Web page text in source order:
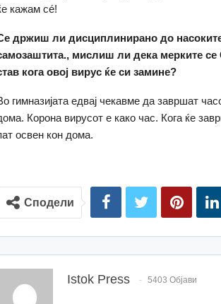
кажам сé!
држиш ли дисциплинирано до
мислиш ли дека меркитесе
кога овој вирус ќе си замине?
гимназијата едвај чекавме да завршат
Корона вирусот е како час. Кога ќе
освен кон дома.
Сподели
Istok Press 5403 Објави